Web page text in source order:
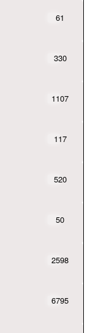
61
330
1107
117
520
50
2598
6795